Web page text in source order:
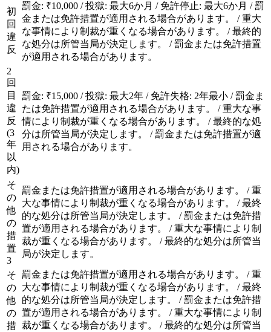
初
回
違
反
罰金: ₹10,000 / 投獄: 最大6か月 / 免許停止: 最大6か月 / 罰
金または免許措置が適用される場合があります。 / 重大
な事情により制裁が重くなる場合があります。 / 最終的
な処分は所管当局が決定します。 / 罰金または免許措置
が適用される場合があります。
2
回
目
違
反
(3
年
以
内)
罰金: ₹15,000 / 投獄: 最大2年 / 免許失格: 2年最小 / 罰金ま
たは免許措置が適用される場合があります。 / 重大な事
情により制裁が重くなる場合があります。 / 最終的な処
分は所管当局が決定します。 / 罰金または免許措置が適
用される場合があります。
そ
の
他
の
措
置
3
罰金または免許措置が適用される場合があります。 / 重
大な事情により制裁が重くなる場合があります。 / 最終
的な処分は所管当局が決定します。 / 罰金または免許措
置が適用される場合があります。 / 重大な事情により制
裁が重くなる場合があります。 / 最終的な処分は所管当
局が決定します。
そ
の
他
の
措
罰金または免許措置が適用される場合があります。 / 重
大な事情により制裁が重くなる場合があります。 / 最終
的な処分は所管当局が決定します。 / 罰金または免許措
置が適用される場合があります。 / 重大な事情により制
裁が重くなる場合があります。 / 最終的な処分は所管当